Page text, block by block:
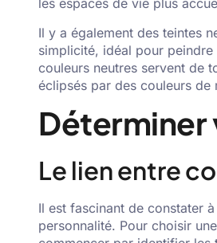
les espaces de vie plus
Il y a également des teintes
simplicité, idéal pour peindre
couleurs neutres servent de
éclipsés par des couleurs de
Déterminer
Le lien entre
Il est fascinant de constater
personnalité. Pour choisir une